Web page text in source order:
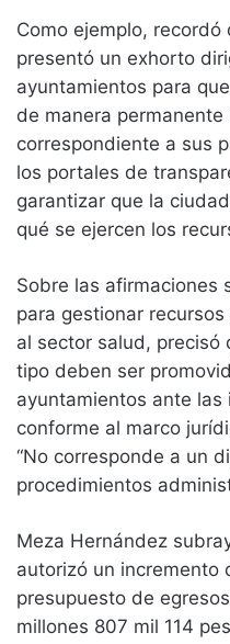
Como ejemplo,
presentó un exhorto
ayuntamientos para
de manera permanente
correspondiente a sus
los portales de
garantizar que la
qué se ejercen los
Sobre las afirmaciones
para gestionar
al sector salud, precisó
tipo deben ser
ayuntamientos ante
conforme al marco
“No corresponde a un
procedimientos
Meza Hernández
autorizó un incremento
presupuesto de
millones 807 mil 114